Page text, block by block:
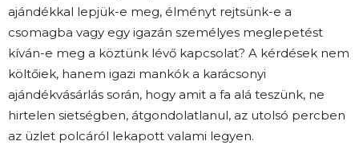
ajándékkal lepjük-e meg, élményt rejtsünk-e a
csomagba vagy egy igazán személyes meglepetést
kíván-e meg a köztünk lévő kapcsolat? A kérdések nem
költőiek, hanem igazi mankók a karácsonyi
ajándékvásárlás során, hogy amit a fa alá teszünk, ne
hirtelen sietségben, átgondolatlanul, az utolsó percben
az üzlet polcáról lekapott valami legyen.